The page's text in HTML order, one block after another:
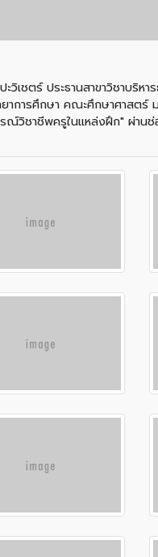
ชตร์ ประธานสาขาวิชาบริห
การศึกษา คณะศึกษาศาสตร์
ณ์วิชาชีพครูในแหล่งฝึก" ผ่า